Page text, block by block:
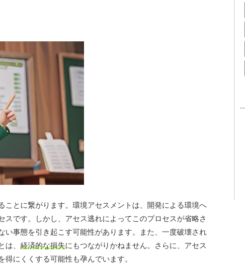
ことに繋がります。環境アセスメントは、開発による環境へ
です。しかし、アセス逃れによってこのプロセスが省略さ
い事態を引き起こす可能性があります。また、一度破壊され
、 経済的な損失にもつながりかねません。さらに、アセス
得にくくする可能性も孕んでいます。